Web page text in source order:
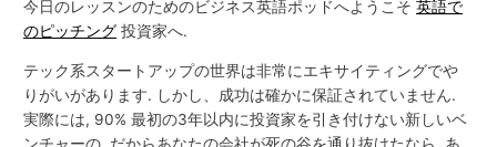
今日のレッスンのためのビジネス英語ポッドへようこそ英語で
のピッチング 投資家へ.
テック系スタートアップの世界は非常にエキサイティングでや
りがいがあります. しかし、成功は確かに保証されていません.
実際には, 90% 最初の3年以内に投資家を引き付けない新しいベ
ンチャーの. だからあなたの会社が死の谷を通り抜けたなら, あ